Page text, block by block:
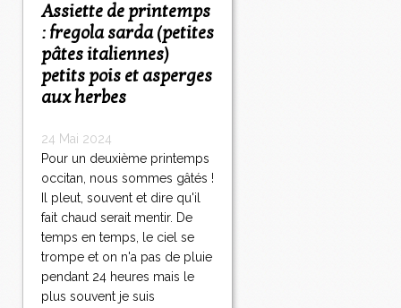
Assiette de printemps
: fregola sarda (petites
pâtes italiennes)
petits pois et asperges
aux herbes
24 Mai 2024
Pour un deuxième printemps
occitan, nous sommes gâtés !
Il pleut, souvent et dire qu'il
fait chaud serait mentir. De
temps en temps, le ciel se
trompe et on n'a pas de pluie
pendant 24 heures mais le
plus souvent je suis